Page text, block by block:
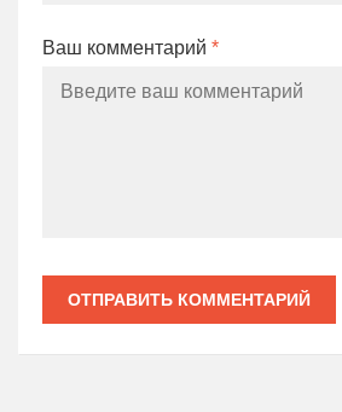
Ваш комментарий *
ОТПРАВИТЬ КОММЕНТАРИЙ